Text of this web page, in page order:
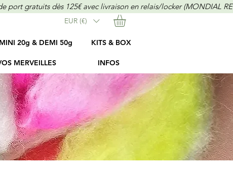
EUR (€)
MINI 20g & DEMI 50g KITS & BOX
MERVEILLES INFOS